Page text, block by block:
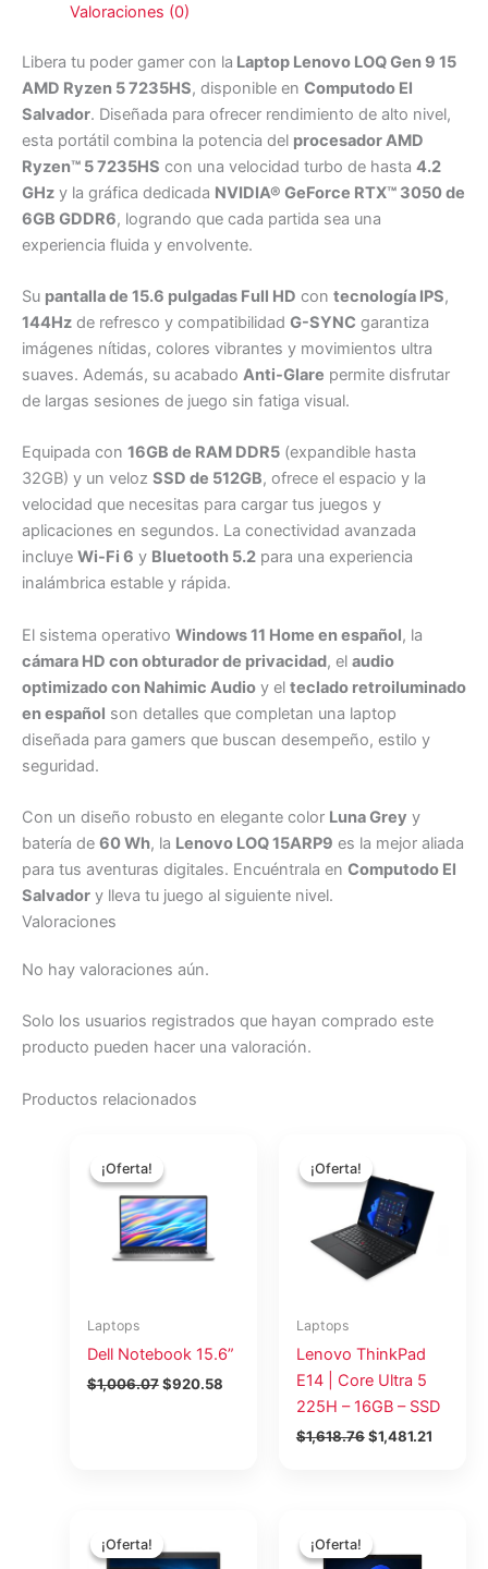
Valoraciones (0)
Libera tu poder gamer con la Laptop Lenovo LOQ Gen 9 15
AMD Ryzen 5 7235HS, disponible en Computodo El
Salvador. Diseñada para ofrecer rendimiento de alto nivel,
esta portátil combina la potencia del procesador AMD
Ryzen™ 5 7235HS con una velocidad turbo de hasta 4.2
GHz y la gráfica dedicada NVIDIA® GeForce RTX™ 3050 de
6GB GDDR6, logrando que cada partida sea una
experiencia fluida y envolvente.
Su pantalla de 15.6 pulgadas Full HD con tecnología IPS,
144Hz de refresco y compatibilidad G-SYNC garantiza
imágenes nítidas, colores vibrantes y movimientos ultra
suaves. Además, su acabado Anti-Glare permite disfrutar
de largas sesiones de juego sin fatiga visual.
Equipada con 16GB de RAM DDR5 (expandible hasta
32GB) y un veloz SSD de 512GB, ofrece el espacio y la
velocidad que necesitas para cargar tus juegos y
aplicaciones en segundos. La conectividad avanzada
incluye Wi-Fi 6 y Bluetooth 5.2 para una experiencia
inalámbrica estable y rápida.
El sistema operativo Windows 11 Home en español, la
cámara HD con obturador de privacidad, el audio
optimizado con Nahimic Audio y el teclado retroiluminado
en español son detalles que completan una laptop
diseñada para gamers que buscan desempeño, estilo y
seguridad.
Con un diseño robusto en elegante color Luna Grey y
batería de 60 Wh, la Lenovo LOQ 15ARP9 es la mejor aliada
para tus aventuras digitales. Encuéntrala en Computodo El
Salvador y lleva tu juego al siguiente nivel.
Valoraciones
No hay valoraciones aún.
Solo los usuarios registrados que hayan comprado este
producto pueden hacer una valoración.
Productos relacionados
¡Oferta!
¡Oferta!
Laptops
Dell Notebook 15.6”
$1,006.07
original
era:
$1,006.07.
$920.58
¡Oferta!
¡Oferta!
Laptops
Lenovo ThinkPad
E14 | Core Ultra 5
225H – 16GB – SSD
$1,618.76
original
era:
$1,618.76.
$1,481.21
es:
¡Oferta!
¡Oferta!
original
¡Oferta!
¡Oferta!
original